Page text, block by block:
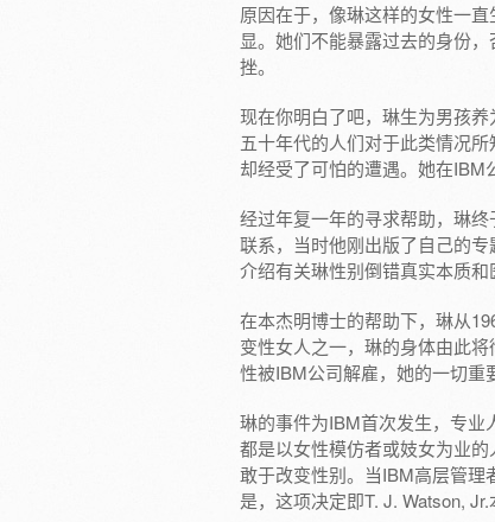
原因在于，像琳这样的女性一
显。她们不能暴露过去的身份
挫。
现在你明白了吧，琳生为男孩
五十年代的人们对于此类情况
却经受了可怕的遭遇。她在IBM
经过年复一年的寻求帮助，琳
联系，当时他刚出版了自己的
介绍有关琳性别倒错真实本质和
在本杰明博士的帮助下，琳从
变性女人之一，琳的身体由此
性被IBM公司解雇，她的一切重
琳的事件为IBM首次发生，专业
都是以女性模仿者或妓女为业
敢于改变性别。当IBM高层管理
是，这项决定即T. J. Watson, Jr.